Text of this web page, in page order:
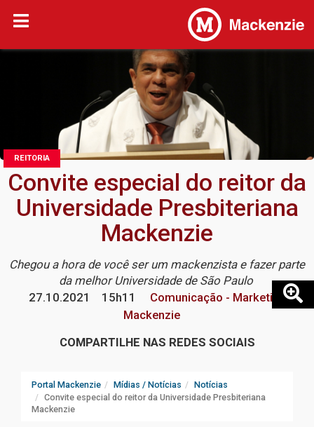
REITORIA
Convite especial do reitor da
Universidade Presbiteriana
Mackenzie
Chegou a hora de você ser um mackenzista e fazer parte
da melhor Universidade de São Paulo
27.10.2021
15h11
Comunicação - Marketing
Mackenzie
COMPARTILHE NAS REDES SOCIAIS
Portal Mackenzie Mídias / Notícias
Notícias
Convite especial do reitor da Universidade Presbiteriana
Mackenzie